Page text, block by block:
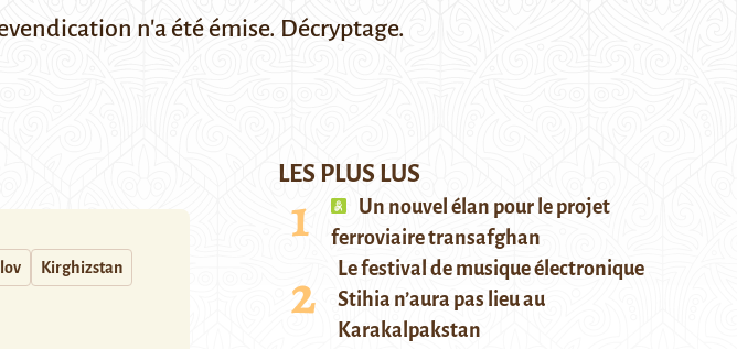
n'a été émise. Décryptage.
Kirghizstan
LES PLUS LUS
Un nouvel élan pour le projet
ferroviaire transafghan
Le festival de musique électronique
Stihia n’aura pas lieu au
Karakalpakstan